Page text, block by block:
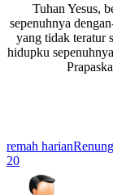
Tuhan Yesus,
sepenuhnya
yang tidak teratur
hidupku
remah harian
20